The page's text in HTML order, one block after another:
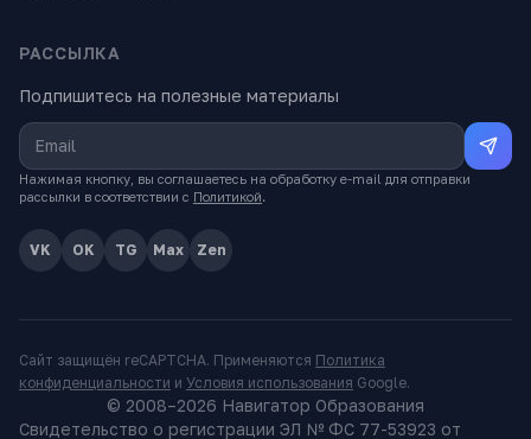
РАССЫЛКА
Подпишитесь на полезные материалы
Нажимая кнопку, вы соглашаетесь на обработку e-mail для отправки
рассылки в соответствии с Политикой.
VK OK TG Max Zen
Сайт защищён reCAPTCHA. Применяются Политика
конфиденциальности и Условия использования Google.
© 2008–2026 Навигатор Образования
Свидетельство о регистрации ЭЛ № ФС 77-53923 от